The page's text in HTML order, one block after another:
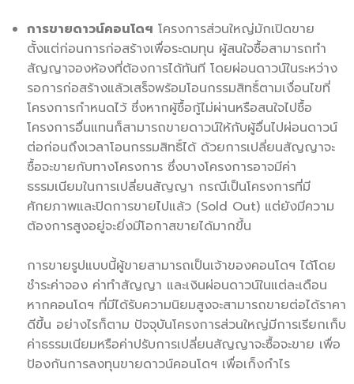
การขายดาวน์คอนโดฯ โครงการส่วนใหญ่มักเปิดขาย
ตั้งแต่ก่อนการก่อสร้างเพื่อระดมทุน ผู้สนใจซื้อสามารถทำ
สัญญาจองห้องที่ต้องการได้ทันที โดยผ่อนดาวน์ในระหว่าง
รอการก่อสร้างแล้วเสร็จพร้อมโอนกรรมสิทธิ์ตามเงื่อนไขที่
โครงการกำหนดไว้ ซึ่งหากผู้ซื้อกู้ไม่ผ่านหรือสนใจไปซื้อ
โครงการอื่นแทนก็สามารถขายดาวน์ให้กับผู้อื่นไปผ่อนดาวน์
ต่อก่อนถึงเวลาโอนกรรมสิทธิ์ได้ ด้วยการเปลี่ยนสัญญาจะ
ซื้อจะขายกับทางโครงการ ซึ่งบางโครงการอาจมีค่า
ธรรมเนียมในการเปลี่ยนสัญญา กรณีเป็นโครงการที่มี
ศักยภาพและปิดการขายไปแล้ว (Sold Out) แต่ยังมีความ
ต้องการสูงอยู่จะยิ่งมีโอกาสขายได้มากขึ้น
การขายรูปแบบนี้ผู้ขายสามารถเป็นเจ้าของคอนโดฯ ได้โดย
ชำระค่าจอง ค่าทำสัญญา และเงินผ่อนดาวน์ในแต่ละเดือน
หากคอนโดฯ ที่มีได้รับความนิยมสูงจะสามารถขายต่อได้ราคา
ดีขึ้น อย่างไรก็ตาม ปัจจุบันโครงการส่วนใหญ่มีการเรียกเก็บ
ค่าธรรมเนียมหรือค่าปรับการเปลี่ยนสัญญาจะซื้อจะขาย เพื่อ
ป้องกันการลงทุนขายดาวน์คอนโดฯ เพื่อเก็งกำไร